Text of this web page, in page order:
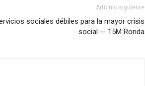
Artículo siguiente
sociales débiles para la mayor crisis
social -- 15M Ronda